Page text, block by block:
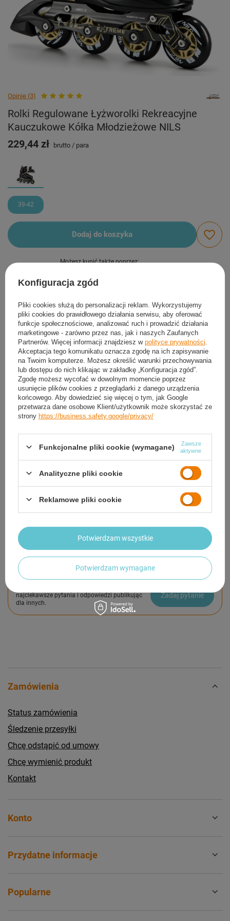
Opinie (3)
Rolki Regulowane Łyżworolki Rekreacyjne
Kauczukowe Kółka Młodzieżowe NILS
39-42
229,44 zł brutto / para
Dodaj do koszyka
Możesz kupić także poprzez:
Produkt dostępny Wysyłka
w poniedziałek
Darmowa i szybka dostawa
30 dni na łatwy zwrot
Sprawdź, w którym sklepie obejrzysz i kupisz od ręki
Bezpieczne zakupy
Darmowa dostawa do paczkomatu lub punktu
odbioru
Smile - dostawy ze sklepów internetowych przy zamówieniu od
OPIS
SZCZEGÓŁOWE DANE
OPINIE
Potrzebujesz pomocy? Masz pytania?
najciekawsze pytania i odpowiedzi publikując
dla innych.
Zadaj pytanie
Zamówienia
Status zamówienia
Śledzenie przesyłki
Chcę odstąpić od umowy
Chcę wymienić produkt
Kontakt
Konto
Przydatne informacje
Popularne
Konfiguracja zgód
Pliki cookies służą do personalizacji reklam. Wykorzystujemy
pliki cookies do prawidłowego działania serwisu, aby oferować
funkcje społecznościowe, analizować ruch i prowadzić działania
marketingowe - zarówno przez nas, jak i naszych Zaufanych
Partnerów. Więcej informacji znajdziesz w polityce prywatności
Akceptacja tego komunikatu oznacza zgodę na ich zapisywanie
na Twoim komputerze. Możesz określić warunki przechowywania
lub dostępu do nich klikając w zakładkę „Konfiguracja zgód”.
Zgodę możesz wycofać w dowolnym momencie poprzez
usunięcie plików cookies z przeglądarki z danego urządzenia
końcowego. Aby dowiedzieć się więcej o tym, jak Google
przetwarza dane osobowe Klient/użytkownik może skorzystać ze
strony https://business.safety.google/privacy/
Funkcjonalne pliki cookie (wymagane)
Zawsze
aktywne
Analityczne pliki cookie
Reklamowe pliki cookie
Potwierdzam wymagane
Potwierdzam wszystkie